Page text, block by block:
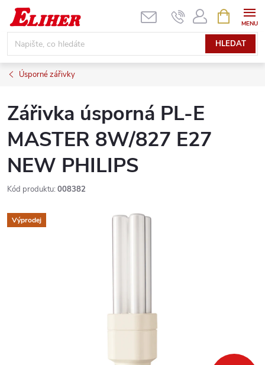
Přejít
obsah
HLEDAT
NÁKUPNÍ
KOŠÍK
Úsporné zářivky
Zářivka úsporná PL-E
MASTER 8W/827 E27
NEW PHILIPS
Kód produktu: 008382
Výprodej